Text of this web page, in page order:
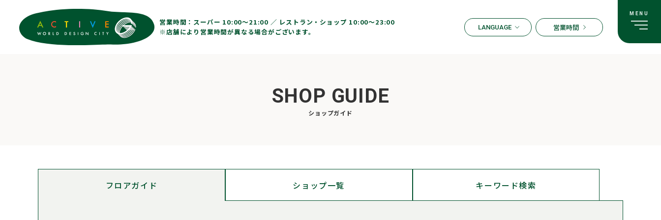
営業時間： スーパー 10:00〜21:00 ／ レストラン・ショップ 10:00～23:00
※店舗により営業時間が異なる場合がございます。
LANGUAGE 営業時間
SHOP GUIDE
ショップガイド
フロアガイド ショップ一覧 キーワード検索